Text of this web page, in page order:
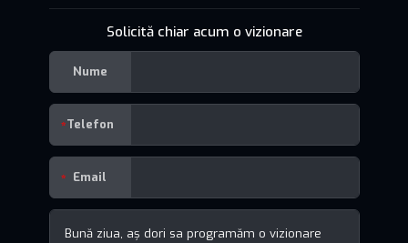
Solicită chiar acum o vizionare
Nume
Telefon
Email